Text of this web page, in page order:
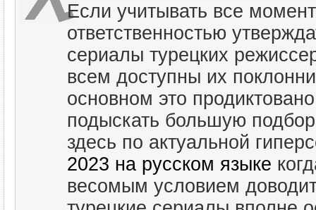
Если учитывать все
ответственностью
сериалы турецких
всем доступны их
основном это
подыскать большую
здесь по актуальной
2023 на русском языке
весомым условием